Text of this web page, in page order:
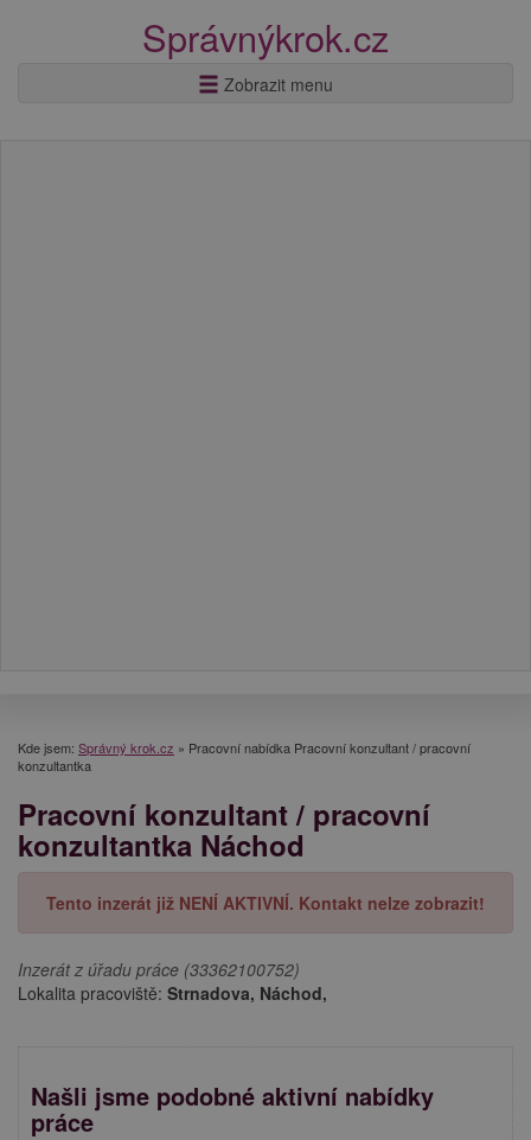
Správnýkrok.cz
Zobrazit menu
Kde jsem: Správný krok.cz » Pracovní nabídka Pracovní konzultant / pracovní
konzultantka
Pracovní konzultant / pracovní
konzultantka Náchod
Tento inzerát již NENÍ AKTIVNÍ. Kontakt nelze zobrazit!
Inzerát z úřadu práce (33362100752)
Lokalita pracoviště: Strnadova, Náchod,
Našli jsme podobné aktivní nabídky
práce